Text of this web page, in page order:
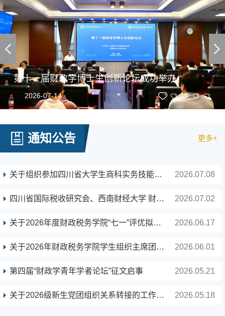
第十一届财政学博士生创新论坛成功举办
2026-07-14
通知公告 更多+
关于组织参加四川省大学生商科实务技能大赛（2026... 2026.07.08
四川省国际税收研究会、西南财经大学 财政税务学院... 2026.07.02
关于2026年度财政税务学院“七一”评优拟表彰对象... 2026.06.17
关于2026年财政税务学院学生组织主席团换届选拔结... 2026.06.01
第四届“财政学青年学者论坛”征文启事 2026.05.21
关于2026级新生党团组织关系转接的工作通知 2026.05.18